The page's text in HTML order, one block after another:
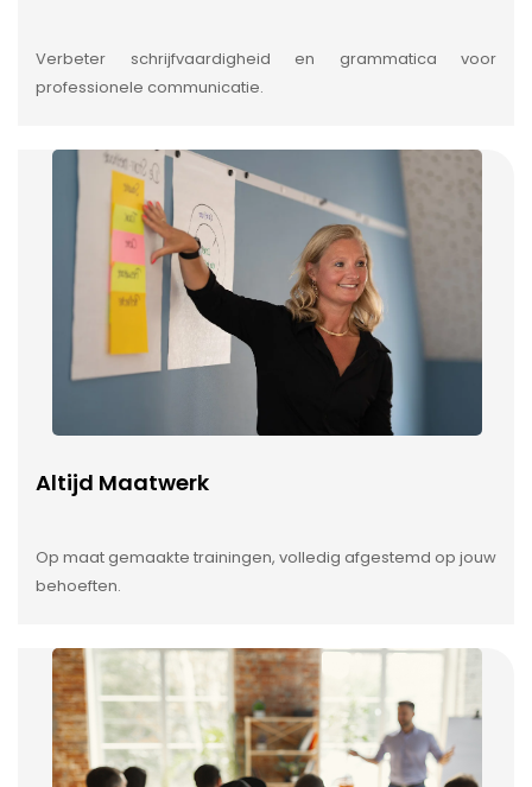
Verbeter schrijfvaardigheid en grammatica voor
professionele communicatie.
Altijd Maatwerk
Op maat gemaakte trainingen, volledig afgestemd op jouw
behoeften.